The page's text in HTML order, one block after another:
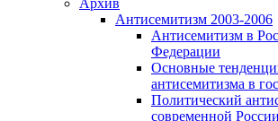
Архив
Антисемитизм 2003-2006
Антисемитизм в
Федерации
Основные
антисемитизма в
Политический
современной России